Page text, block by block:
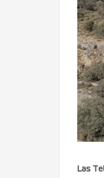
Las